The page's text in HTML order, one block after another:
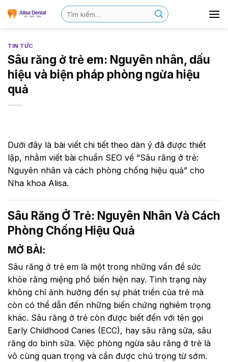
TIN TỨC
Sâu răng ở trẻ em: Nguyên nhân, dấu
hiệu và biện pháp phòng ngừa hiệu
quả
Dưới đây là bài viết chi tiết theo dàn ý đã được thiết
lập, nhằm viết bài chuẩn SEO về “Sâu răng ở trẻ:
Nguyên nhân và cách phòng chống hiệu quả” cho
Nha khoa Alisa.
Sâu Răng Ở Trẻ: Nguyên Nhân Và Cách
Phòng Chống Hiệu Quả
MỞ BÀI:
Sâu răng ở trẻ em là một trong những vấn đề sức
khỏe răng miệng phổ biến hiện nay. Tình trạng này
không chỉ ảnh hưởng đến sự phát triển của trẻ mà
còn có thể dẫn đến những biến chứng nghiêm trọng
khác. Sâu răng ở trẻ còn được biết đến với tên gọi
Early Childhood Caries (ECC), hay sâu răng sữa, sâu
răng do bình sữa. Việc phòng ngừa sâu răng ở trẻ là
vô cùng quan trọng và cần được chú trọng từ sớm.